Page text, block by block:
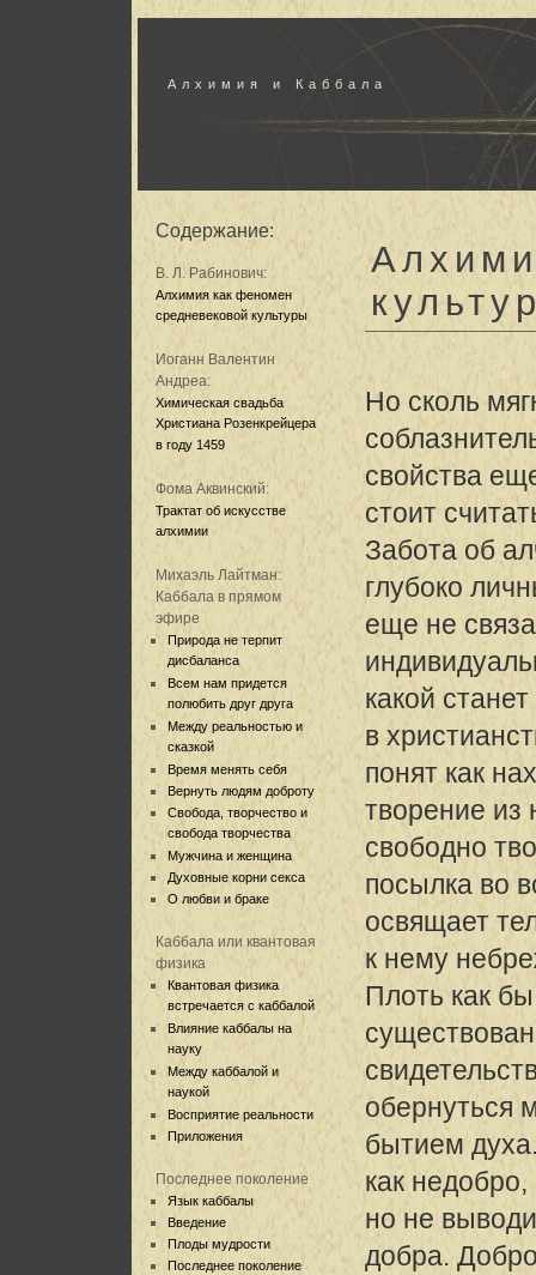
Алхимия и Каббала
Содержание:
В. Л. Рабинович:
Алхимия как феномен
средневековой культуры
Иоганн Валентин
Андреа:
Химическая свадьба
Христиана Розенкрейцера
в году 1459
Фома Аквинский:
Трактат об искусстве
алхимии
Михаэль Лайтман:
Каббала в прямом
эфире
Природа не терпит
дисбаланса
Всем нам придется
полюбить друг друга
Между реальностью и
сказкой
Время менять себя
Вернуть людям доброту
Свобода, творчество и
свобода творчества
Мужчина и женщина
Духовные корни секса
О любви и браке
Каббала или квантовая
физика
Квантовая физика
встречается с каббалой
Влияние каббалы на
науку
Между каббалой и
наукой
Восприятие реальности
Приложения
Последнее поколение
Язык каббалы
Введение
Плоды мудрости
Последнее поколение
Но сколь
свойства
стоит
Забота об
глубоко
еще не
какой
в
понят как
творение из
свободно
посылка во
освящает
к нему
Плоть как
обернуться
бытием
как недобро,
но не
добра.